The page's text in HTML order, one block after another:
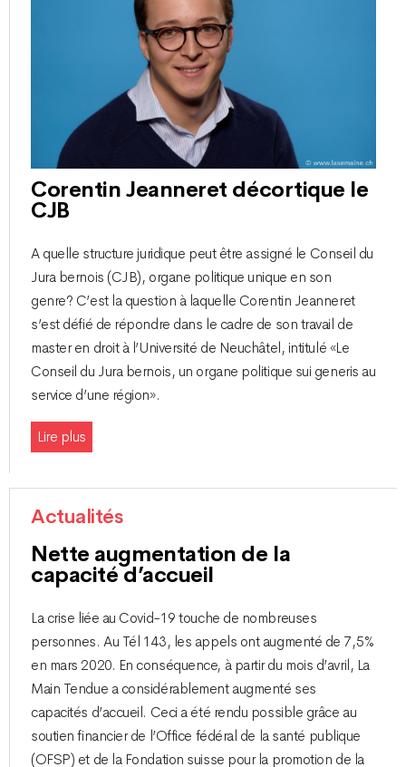
Corentin Jeanneret décortique le
CJB
A quelle structure juridique peut être assigné le Conseil du
Jura bernois (CJB), organe politique unique en son
genre? C’est la question à laquelle Corentin Jeanneret
s’est défié de répondre dans le cadre de son travail de
master en droit à l’Université de Neuchâtel, intitulé «Le
Conseil du Jura bernois, un organe politique sui generis au
service d’une région».
Lire plus
Actualités
Nette augmentation de la
capacité d’accueil
La crise liée au Covid-19 touche de nombreuses
personnes. Au Tél 143, les appels ont augmenté de 7,5 %
en mars 2020. En conséquence, à partir du mois d’avril, La
Main Tendue a considérablement augmenté ses
capacités d’accueil. Ceci a été rendu possible grâce au
soutien financier de l’Office fédéral de la santé publique
(OFSP) et de la Fondation suisse pour la promotion de la